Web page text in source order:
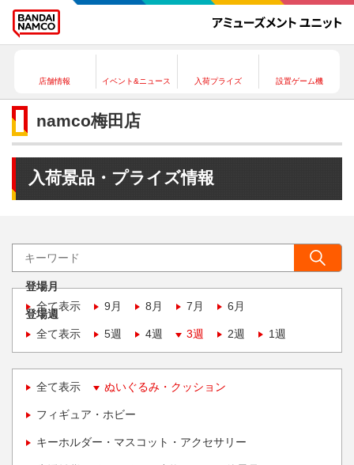
店舗情報 イベント&ニュース 入荷プライズ 設置ゲーム機
namco梅田店
入荷景品・プライズ情報
登場月
全て表示
9月 8月 7月 6月
登場週
全て表示
5週 4週 3週 2週 1週
全て表示 ぬいぐるみ・クッション
フィギュア・ホビー
キーホルダー・マスコット・アクセサリー